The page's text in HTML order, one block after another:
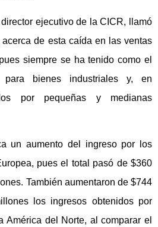
ejecutivo de la CICR, llamó
de esta caída en las ventas
siempre se ha tenido como el
para bienes industriales y, en
por pequeñas y medianas
un aumento del ingreso por los
pues el total pasó de $360
También aumentaron de $744
los ingresos obtenidos por
América del Norte, al comparar el